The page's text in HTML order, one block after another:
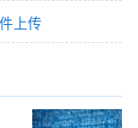
上传